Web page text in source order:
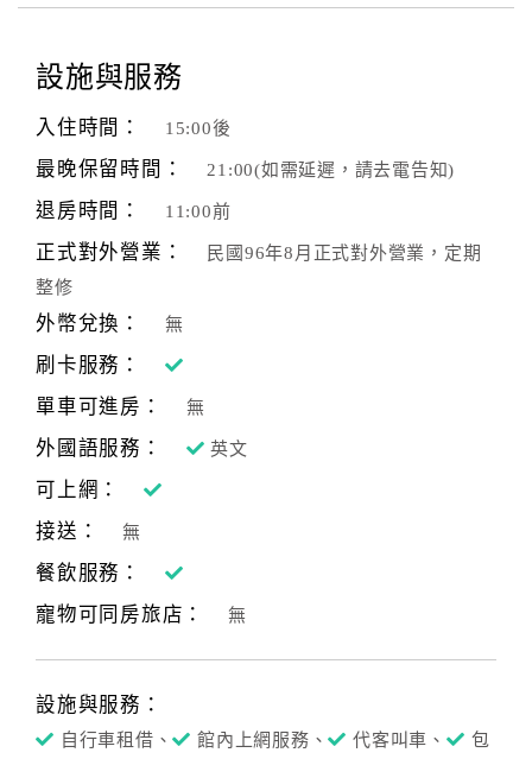
設施與服務
入住時間： 15:00後
最晚保留時間： 21:00(如需延遲，請去電告知)
退房時間： 11:00前
正式對外營業：
民國96年8月正式對外營業，定期
整修
外幣兌換： 無
刷卡服務：
單車可進房：
無
外國語服務： 英文
可上網：
接送：
無
餐飲服務：
寵物可同房旅店：
無
設施與服務：
自行車租借、 館內上網服務、 代客叫車、
包